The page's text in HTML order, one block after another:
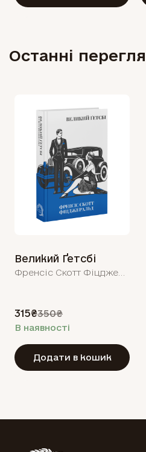
Останні
Великий Ґетсбі
315₴350₴
В наявності
Додати в кошик